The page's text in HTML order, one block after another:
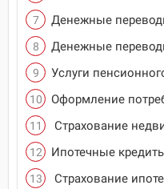
Денежные
Денежные
Услуги
Оформление
Страхование
Ипотечные
Страхование